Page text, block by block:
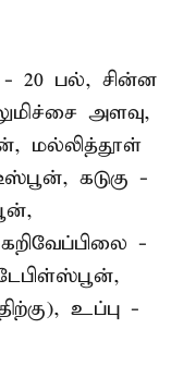
20 பல், சின்ன
அளவு,
மல்லித்தூள்
கடுகு -
-
உப்பு -